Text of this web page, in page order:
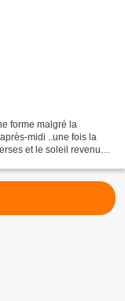
forme malgré la
midi ..une fois la
et le soleil revenu